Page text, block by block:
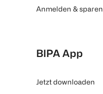
Anmelden & sparen
BIPA App
Jetzt downloaden